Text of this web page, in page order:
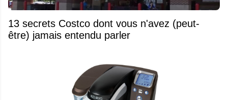
13 secrets Costco dont vous n'avez (peut-
être) jamais entendu parler